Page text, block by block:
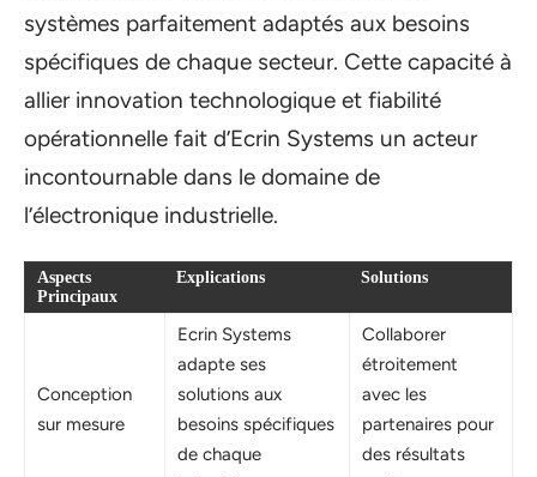
systèmes parfaitement adaptés aux besoins
spécifiques de chaque secteur. Cette capacité à
allier innovation technologique et fiabilité
opérationnelle fait d’Ecrin Systems un acteur
incontournable dans le domaine de
l’électronique industrielle.
Aspects
Principaux
Explications Solutions
Conception
sur mesure
Ecrin Systems
adapte ses
solutions aux
besoins spécifiques
de chaque
Collaborer
étroitement
avec les
partenaires pour
des résultats